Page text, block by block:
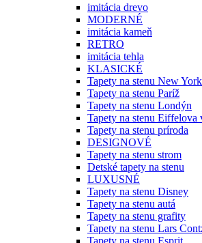
imitácia drevo
MODERNÉ
imitácia kameň
RETRO
imitácia tehla
KLASICKÉ
Tapety na stenu New York
Tapety na stenu Paríž
Tapety na stenu Londýn
Tapety na stenu Eiffelova
Tapety na stenu príroda
DESIGNOVÉ
Tapety na stenu strom
Detské tapety na stenu
LUXUSNÉ
Tapety na stenu Disney
Tapety na stenu autá
Tapety na stenu grafity
Tapety na stenu Lars
Tapety na stenu Esprit